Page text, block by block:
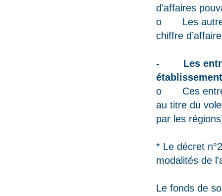
d'affaires
o Les autres
chiffre
- Les
o Ces
au titre du
par les
* Le décret
modalités de
Le fonds de